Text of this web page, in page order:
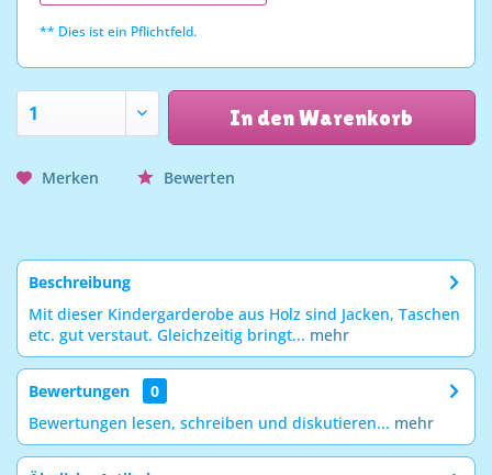
** Dies ist ein Pflichtfeld.
In den Warenkorb
Merken Bewerten
Beschreibung
Mit dieser Kindergarderobe aus Holz sind Jacken, Taschen
etc. gut verstaut. Gleichzeitig bringt... mehr
Bewertungen
0
Bewertungen lesen, schreiben und diskutieren... mehr